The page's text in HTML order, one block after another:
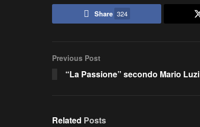
Share 324
Previous Post
“La Passione” secondo Mario Luzi
Related Posts